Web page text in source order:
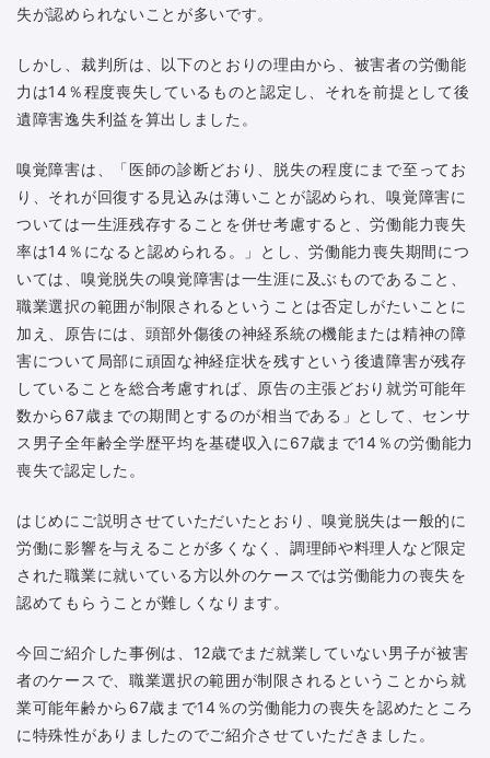
失が認められないことが多いです。
しかし、裁判所は、以下のとおりの理由から、被害者の労働能
力は14％程度喪失しているものと認定し、それを前提として後
遺障害逸失利益を算出しました。
嗅覚障害は、「医師の診断どおり、脱失の程度にまで至ってお
り、それが回復する見込みは薄いことが認められ、嗅覚障害に
ついては一生涯残存することを併せ考慮すると、労働能力喪失
率は14％になると認められる。」とし、労働能力喪失期間につ
いては、嗅覚脱失の嗅覚障害は一生涯に及ぶものであること、
職業選択の範囲が制限されるということは否定しがたいことに
加え、原告には、頭部外傷後の神経系統の機能または精神の障
害について局部に頑固な神経症状を残すという後遺障害が残存
していることを総合考慮すれば、原告の主張どおり就労可能年
数から67歳までの期間とするのが相当である」として、センサ
ス男子全年齢全学歴平均を基礎収入に67歳まで14％の労働能力
喪失で認定した。
はじめにご説明させていただいたとおり、嗅覚脱失は一般的に
労働に影響を与えることが多くなく、調理師や料理人など限定
された職業に就いている方以外のケースでは労働能力の喪失を
認めてもらうことが難しくなります。
今回ご紹介した事例は、12歳でまだ就業していない男子が被害
者のケースで、職業選択の範囲が制限されるということから就
業可能年齢から67歳まで14％の労働能力の喪失を認めたところ
に特殊性がありましたのでご紹介させていただきました。